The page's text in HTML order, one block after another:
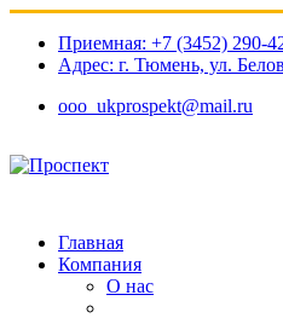
Приемная: +7 (3452) 290-
Адрес: г. Тюмень, ул.
ooo_ukprospekt@mail.ru
Главная
Компания
О нас